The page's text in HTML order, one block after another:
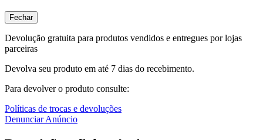
Fechar
Devolução gratuita para produtos vendidos e entregues por lojas
parceiras
Devolva seu produto em até 7 dias do recebimento.
Para devolver o produto consulte:
Políticas de trocas e devoluções
Denunciar Anúncio